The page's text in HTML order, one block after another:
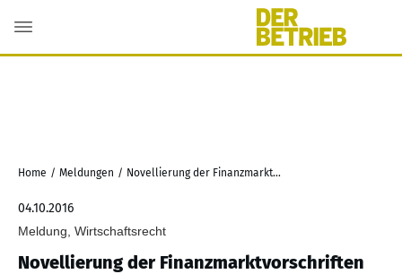
Home / Meldungen / Novellierung der Finanzmarktvorschriften auf der Zielgeraden
04.10.2016
Meldung, Wirtschaftsrecht
Novellierung der Finanzmarktvorschriften